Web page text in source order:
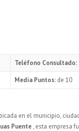
Teléfono Consultado:
Media Puntos: de 10
en el municipio,
Puente, esta empresa